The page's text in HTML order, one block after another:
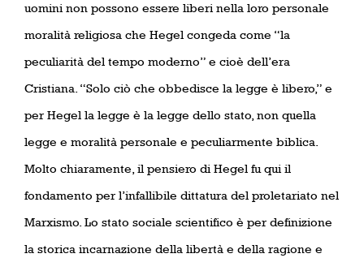
uomini non possono essere liberi nella loro personale
moralità religiosa che Hegel congeda come “la
peculiarità del tempo moderno” e cioè dell’era
Cristiana. “Solo ciò che obbedisce la legge è libero,” e
per Hegel la legge è la legge dello stato, non quella
legge e moralità personale e peculiarmente biblica.
Molto chiaramente, il pensiero di Hegel fu qui il
fondamento per l’infallibile dittatura del proletariato nel
Marxismo. Lo stato sociale scientifico è per definizione
la storica incarnazione della libertà e della ragione e